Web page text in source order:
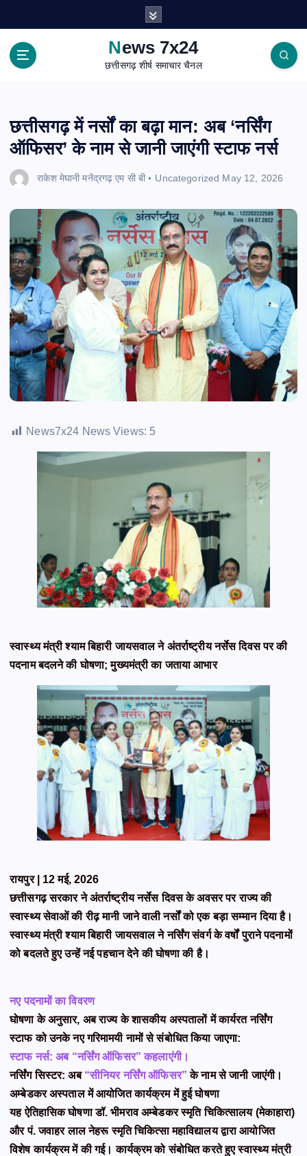
News 7x24
छत्तीसगढ़ शीर्ष समाचार चैनल
छत्तीसगढ़ में नर्सों का बढ़ा मान: अब ‘नर्सिंग
ऑफिसर’ के नाम से जानी जाएंगी स्टाफ नर्स
राकेश मेघानी मनेंद्रगढ़ एम सी बी Uncategorized May 12, 2026
News7x24 News Views: 5
स्वास्थ्य मंत्री श्याम बिहारी जायसवाल ने अंतर्राष्ट्रीय नर्सेस दिवस पर की
पदनाम बदलने की घोषणा; मुख्यमंत्री का जताया आभार
रायपुर | 12 मई, 2026
छत्तीसगढ़ सरकार ने अंतर्राष्ट्रीय नर्सेस दिवस के अवसर पर राज्य की
स्वास्थ्य सेवाओं की रीढ़ मानी जाने वाली नर्सों को एक बड़ा सम्मान दिया है।
स्वास्थ्य मंत्री श्याम बिहारी जायसवाल ने नर्सिंग संवर्ग के वर्षों पुराने पदनामों
को बदलते हुए उन्हें नई पहचान देने की घोषणा की है।
नए पदनामों का विवरण
घोषणा के अनुसार, अब राज्य के शासकीय अस्पतालों में कार्यरत नर्सिंग
स्टाफ को उनके नए गरिमामयी नामों से संबोधित किया जाएगा:
स्टाफ नर्स: अब “नर्सिंग ऑफिसर” कहलाएंगी।
नर्सिंग सिस्टर: अब“सीनियर नर्सिंग ऑफिसर”के नाम से जानी जाएंगी।
अम्बेडकर अस्पताल में आयोजित कार्यक्रम में हुई घोषणा
यह ऐतिहासिक घोषणा डॉ. भीमराव अम्बेडकर स्मृति चिकित्सालय (मेकाहारा)
और पं. जवाहर लाल नेहरू स्मृति चिकित्सा महाविद्यालय द्वारा आयोजित
विशेष कार्यक्रम में की गई। कार्यक्रम को संबोधित करते हुए स्वास्थ्य मंत्री